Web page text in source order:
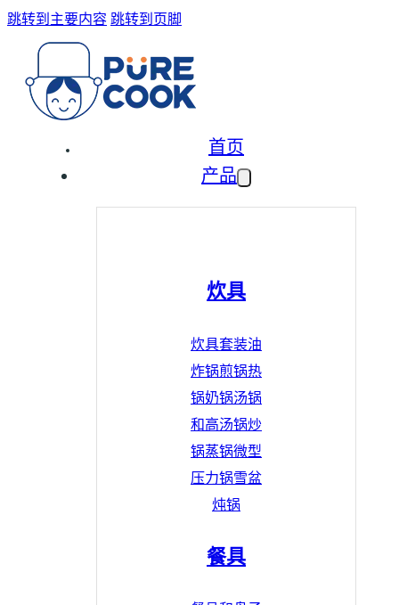
跳转到主要内容 跳转到页脚
首页
产品
炊具
炊具套装油
炸锅煎锅热
锅奶锅汤锅
和高汤锅炒
锅蒸锅微型
压力锅雪盆
炖锅
餐具